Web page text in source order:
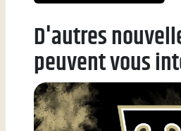
D'autres
peuvent vous